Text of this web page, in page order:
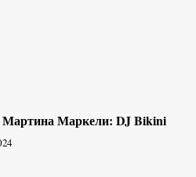
Мартина Маркели: DJ Bikini